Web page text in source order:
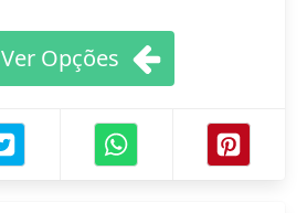
Ver Opções